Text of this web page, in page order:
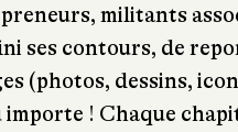
militants
ses contours, de
(photos, dessins,
importe ! Chaque